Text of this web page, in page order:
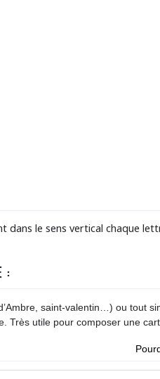
dans le sens vertical chaque
:
saint-valentin…) ou tout
Très utile pour composer une